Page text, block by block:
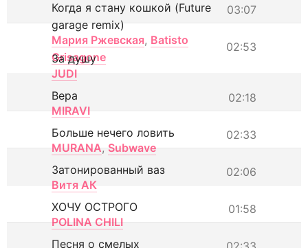
03:07
Когда я стану кошкой (Future
garage remix)
Мария Ржевская, Batisto
Grisagone
02:53
За душу
JUDI
02:18
Вера
MIRAVI
02:33
Больше нечего ловить
MURANA, Subwave
02:06
Затонированный ваз
Витя АК
01:58
ХОЧУ ОСТРОГО
POLINA CHILI
Песня о смелых